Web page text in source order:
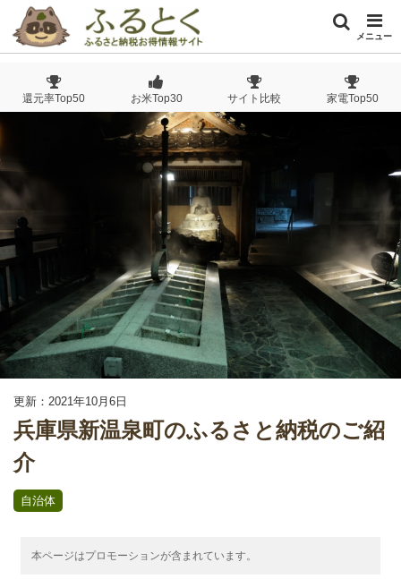
メニュー
還元率Top50 お米Top30 サイト比較 家電Top50
更新：2021年10月6日
兵庫県新温泉町のふるさと納税のご紹
介
自治体
本ページはプロモーションが含まれています。